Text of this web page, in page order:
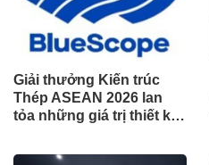
Giải thưởng Kiến trúc
Thép ASEAN 2026 lan
tỏa những giá trị thiết kế
vực